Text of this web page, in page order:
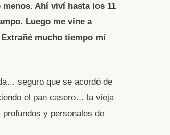
Ahí viví hasta los 11
Luego me vine a
mucho tiempo mi
seguro que se acordó de
el pan casero… la vieja
y personales de